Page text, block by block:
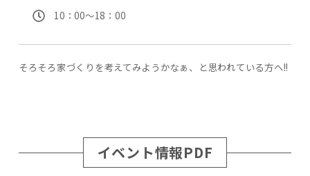
10：00〜18：00
そろそろ家づくりを考えてみようかなぁ、と思われている方へ!!
イベント情報PDF